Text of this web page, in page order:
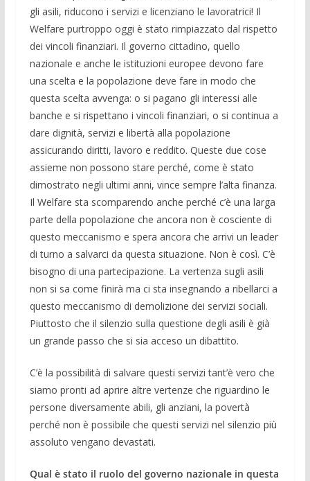
gli asili, riducono i servizi e licenziano le lavoratrici! Il
Welfare purtroppo oggi è stato rimpiazzato dal rispetto
dei vincoli finanziari. Il governo cittadino, quello
nazionale e anche le istituzioni europee devono fare
una scelta e la popolazione deve fare in modo che
questa scelta avvenga: o si pagano gli interessi alle
banche e si rispettano i vincoli finanziari, o si continua a
dare dignità, servizi e libertà alla popolazione
assicurando diritti, lavoro e reddito. Queste due cose
assieme non possono stare perché, come è stato
dimostrato negli ultimi anni, vince sempre l’alta finanza.
Il Welfare sta scomparendo anche perché c’è una larga
parte della popolazione che ancora non è cosciente di
questo meccanismo e spera ancora che arrivi un leader
di turno a salvarci da questa situazione. Non è così. C’è
bisogno di una partecipazione. La vertenza sugli asili
non si sa come finirà ma ci sta insegnando a ribellarci a
questo meccanismo di demolizione dei servizi sociali.
Piuttosto che il silenzio sulla questione degli asili è già
un grande passo che si sia acceso un dibattito.
C’è la possibilità di salvare questi servizi tant’è vero che
siamo pronti ad aprire altre vertenze che riguardino le
persone diversamente abili, gli anziani, la povertà
perché non è possibile che questi servizi nel silenzio più
assoluto vengano devastati.
Qual è stato il ruolo del governo nazionale in questa